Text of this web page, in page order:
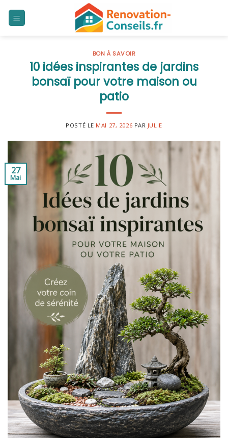
BON À SAVOIR
10 idées inspirantes de jardins
bonsaï pour votre maison ou
patio
POSTÉ LE MAI 27, 2026 PAR JULIE
27
Mai